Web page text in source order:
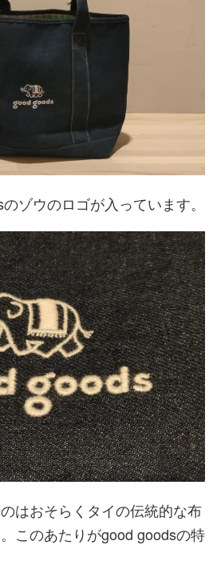
ゾウのロゴが入っています。
はおそらくタイの伝統的な布
このあたりがgood goodsの特